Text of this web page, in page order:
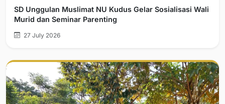
SD Unggulan Muslimat NU Kudus Gelar Sosialisasi Wali
Murid dan Seminar Parenting
27 July 2026